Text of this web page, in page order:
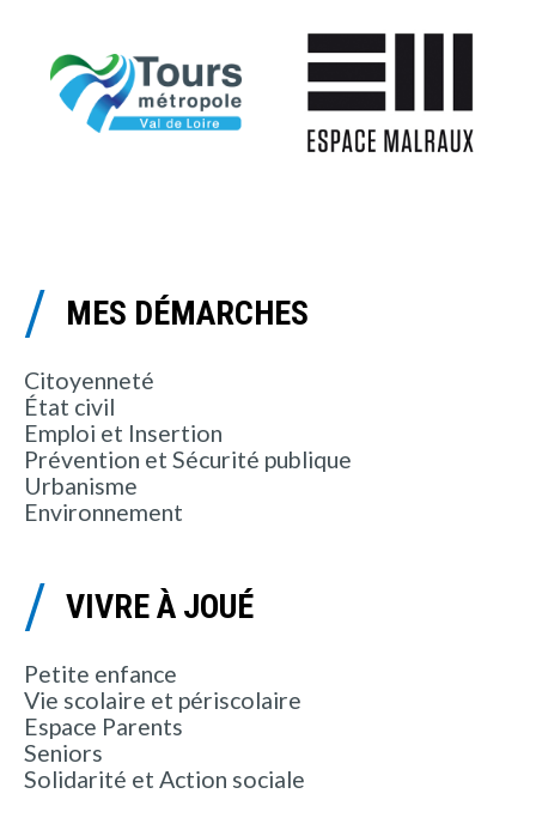
MES DÉMARCHES
Citoyenneté
État civil
Emploi et Insertion
Prévention et Sécurité publique
Urbanisme
Environnement
VIVRE À JOUÉ
Petite enfance
Vie scolaire et périscolaire
Espace Parents
Seniors
Solidarité et Action sociale